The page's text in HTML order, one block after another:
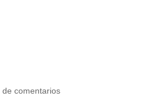
comentarios